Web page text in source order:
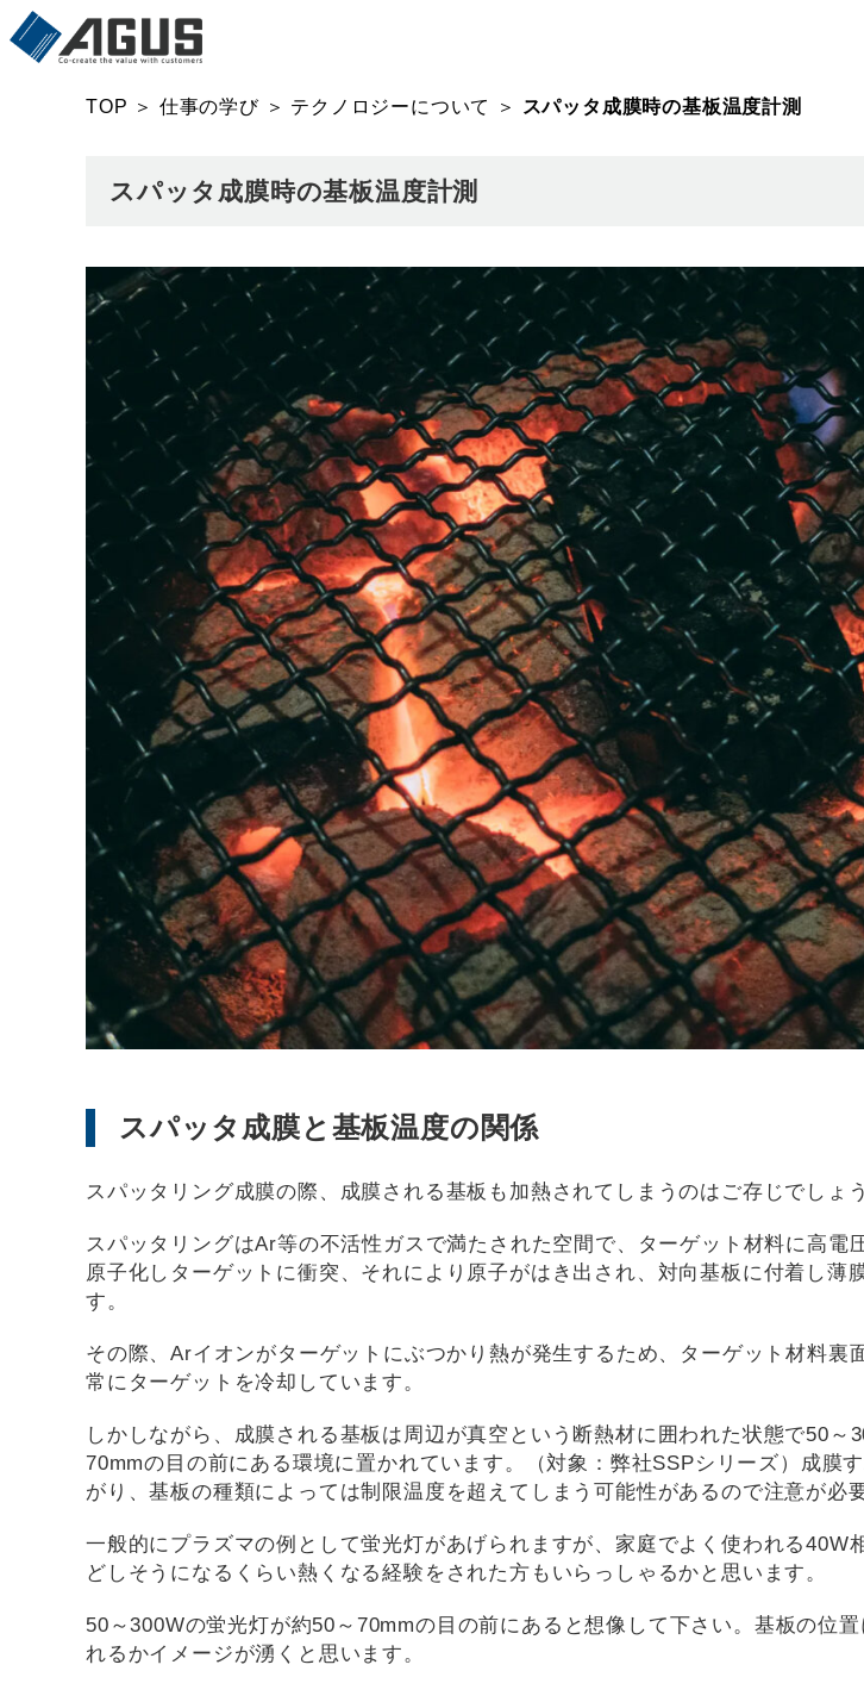
TOP ＞ 仕事の学び＞ テクノロジーについて ＞ スパッタ成膜時の基板温度計測
スパッタ成膜時の基板温度計測
スパッタ成膜と基板温度の関係
スパッタリング成膜の際、成膜される基板も加熱されてしまうのはご存じでしょ
スパッタリングはAr等の不活性ガスで満たされた空間で、ターゲット材料に高電
原子化しターゲットに衝突、それにより原子がはき出され、対向基板に付着し薄
す。
その際、Arイオンがターゲットにぶつかり熱が発生するため、ターゲット材料裏
常にターゲットを冷却しています。
しかしながら、成膜される基板は周辺が真空という断熱材に囲われた状態で50～
70mmの目の前にある環境に置かれています。（対象：弊社SSPシリーズ）成膜
がり、基板の種類によっては制限温度を超えてしまう可能性があるので注意が必要
一般的にプラズマの例として蛍光灯があげられますが、家庭でよく使われる40W
どしそうになるくらい熱くなる経験をされた方もいらっしゃるかと思います。
50～300Wの蛍光灯が約50～70mmの目の前にあると想像して下さい。基板の位
れるかイメージが湧くと思います。